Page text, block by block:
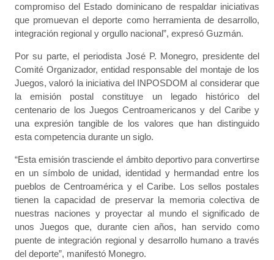
compromiso del Estado dominicano de respaldar iniciativas
que promuevan el deporte como herramienta de desarrollo,
integración regional y orgullo nacional”, expresó Guzmán.
Por su parte, el periodista José P. Monegro, presidente del
Comité Organizador, entidad responsable del montaje de los
Juegos, valoró la iniciativa del INPOSDOM al considerar que
la emisión postal constituye un legado histórico del
centenario de los Juegos Centroamericanos y del Caribe y
una expresión tangible de los valores que han distinguido
esta competencia durante un siglo.
“Esta emisión trasciende el ámbito deportivo para convertirse
en un símbolo de unidad, identidad y hermandad entre los
pueblos de Centroamérica y el Caribe. Los sellos postales
tienen la capacidad de preservar la memoria colectiva de
nuestras naciones y proyectar al mundo el significado de
unos Juegos que, durante cien años, han servido como
puente de integración regional y desarrollo humano a través
del deporte”, manifestó Monegro.